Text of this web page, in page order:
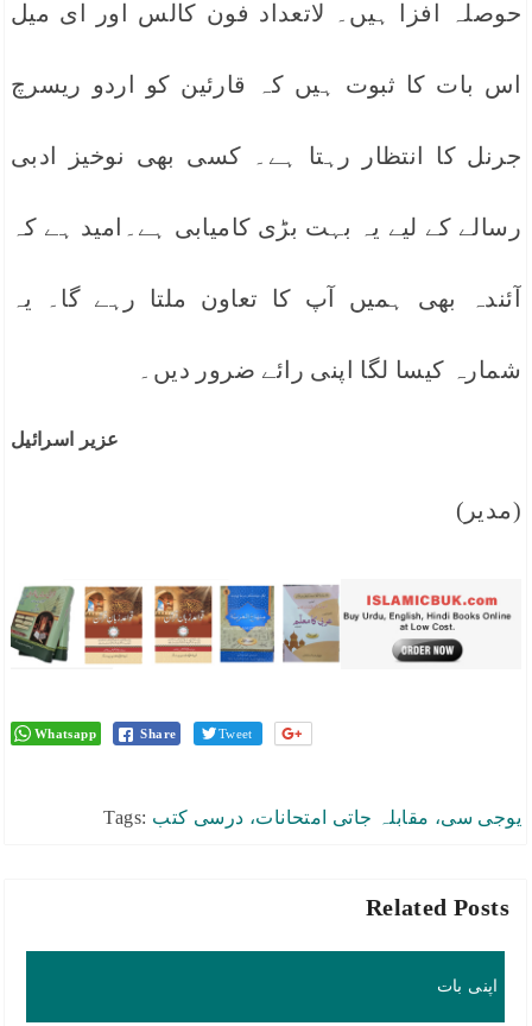
حوصلہ افزا ہیں۔ لاتعداد فون کالس اور ای میل
اس بات کا ثبوت ہیں کہ قارئین کو اردو ریسرچ
جرنل کا انتظار رہتا ہے۔ کسی بھی نوخیز ادبی
رسالے کے لیے یہ بہت بڑی کامیابی ہے۔امید ہے کہ
آئندہ بھی ہمیں آپ کا تعاون ملتا رہے گا۔ یہ
شمارہ کیسا لگا اپنی رائے ضرور دیں۔
عزیر اسرائیل
(مدیر)
Whatsapp Share Tweet
Tags: یوجی سی، مقابلہ جاتی امتحانات، درسی کتب
Related Posts
اپنی بات